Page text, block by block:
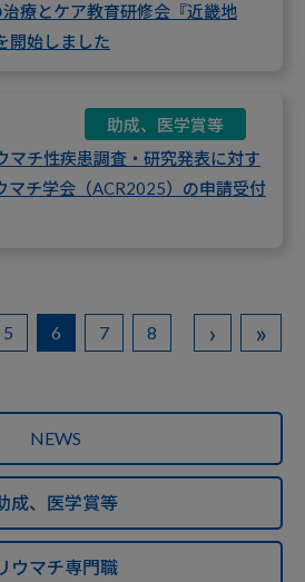
NEWS
成、医学賞等
ウマチ専門職
療とケア教育研修会『近畿地
開始しました
助成、医学賞等
マチ性疾患調査・研究発表に対す
マチ学会（ACR2025）の申請受付
5 6 7 8 › »